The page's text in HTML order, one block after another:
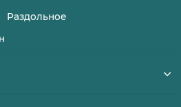
Раздольное